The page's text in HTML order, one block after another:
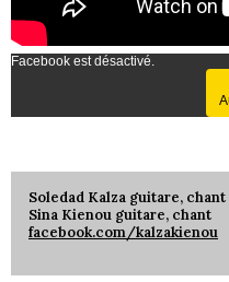
Facebook est désactivé.
Soledad Kalza guitare, chant
Sina Kienou guitare, chant
facebook.com/kalzakienou